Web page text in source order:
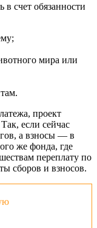
счет обязанности
мира или
проект
если сейчас
а взносы — в
же фонда, где
переплату по
сборов и взносов.